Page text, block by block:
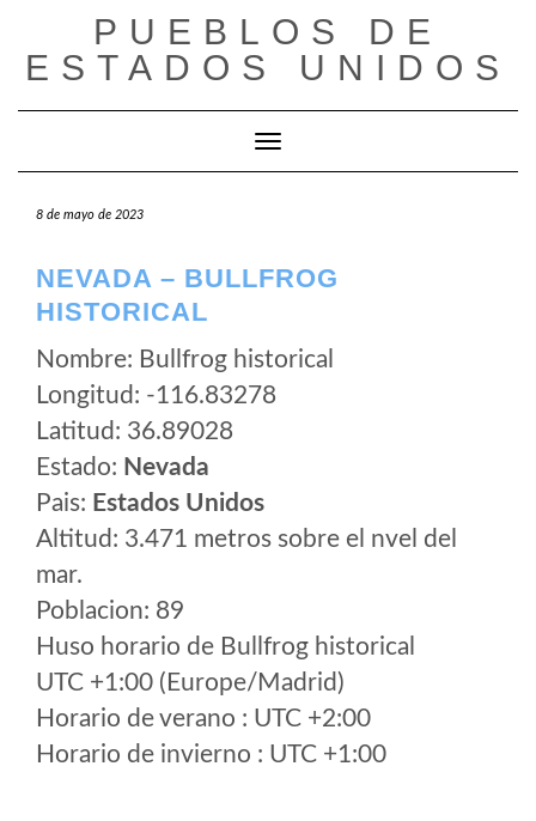
contenido
PUEBLOS DE
ESTADOS UNIDOS
Cambiar modo de navegación
8 de mayo de 2023
NEVADA – BULLFROG
HISTORICAL
Nombre: Bullfrog historical
Longitud: -116.83278
Latitud: 36.89028
Estado: Nevada
Pais: Estados Unidos
Altitud: 3.471 metros sobre el nvel del
mar.
Poblacion: 89
Huso horario de Bullfrog historical
UTC +1:00 (Europe/Madrid)
Horario de verano : UTC +2:00
Horario de invierno : UTC +1:00